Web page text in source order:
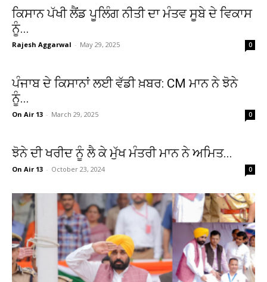
ਕਿਸਾਨ ਪੱਖੀ ਲੈਂਡ ਪੂਲਿੰਗ ਨੀਤੀ ਦਾ ਮੰਤਵ ਸੂਬੇ ਦੇ ਵਿਕਾਸ
ਨੂੰ...
Rajesh Aggarwal - May 29, 2025 0
ਪੰਜਾਬ ਦੇ ਕਿਸਾਨਾਂ ਲਈ ਵੱਡੀ ਖ਼ਬਰ: CM ਮਾਨ ਨੇ ਝੋਨੇ
ਨੂੰ...
On Air 13 - March 29, 2025 0
ਝੋਨੇ ਦੀ ਖਰੀਦ ਨੂੰ ਲੈ ਕੇ ਮੁੱਖ ਮੰਤਰੀ ਮਾਨ ਨੇ ਅਮਿਤ...
On Air 13 - October 23, 2024 0